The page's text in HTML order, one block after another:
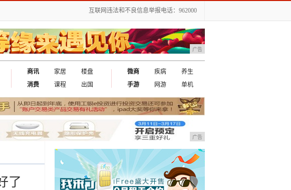
互联网违法和不良信息举报电话：962000
广告
商讯 家居
楼盘
消费
课程 出国
微商 疾病
养生
手游
网游 单机
广告
了